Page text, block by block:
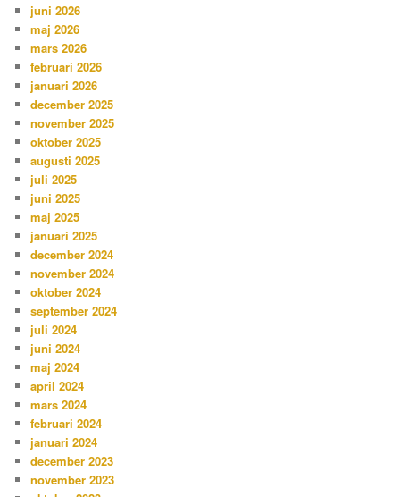
juni 2026
maj 2026
mars 2026
februari 2026
januari 2026
december 2025
november 2025
oktober 2025
augusti 2025
juli 2025
juni 2025
maj 2025
januari 2025
december 2024
november 2024
oktober 2024
september 2024
juli 2024
juni 2024
maj 2024
april 2024
mars 2024
februari 2024
januari 2024
december 2023
november 2023